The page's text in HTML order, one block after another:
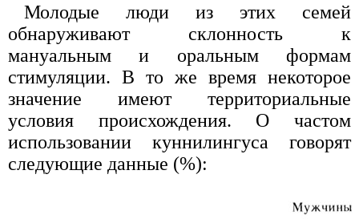
Молодые люди из этих семей
обнаруживают склонность к
мануальным и оральным формам
стимуляции. В то же время некоторое
значение имеют территориальные
условия происхождения. О частом
использовании куннилингуса говорят
следующие данные (%):